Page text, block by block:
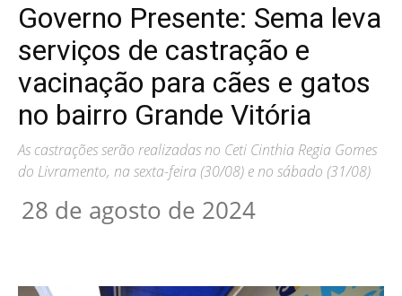
Governo Presente: Sema leva
serviços de castração e
vacinação para cães e gatos
no bairro Grande Vitória
As castrações serão realizadas no Ceti Cinthia Regia Gomes
do Livramento, na sexta-feira (30/08) e no sábado (31/08)
28 de agosto de 2024